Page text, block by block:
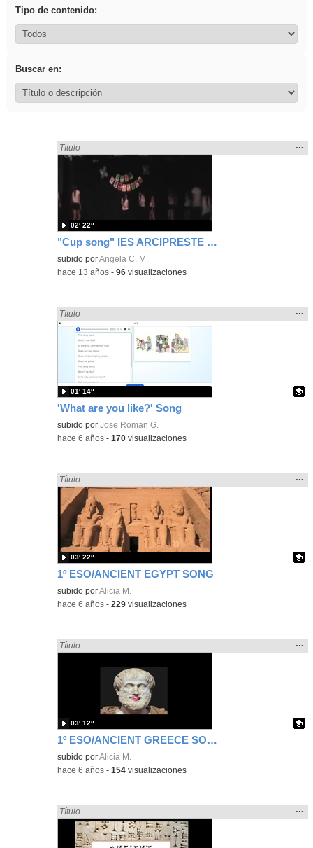
Tipo de contenido:
Buscar en:
"Cup song" IES ARCIPRESTE DE HITA
Encontrado «song» en:
Título
la
…
subido porAngela C. M.
02′ 22″
-hace 13 años -96 visualizaciones
'What are you like?' Song
Encontrado «song» en:
Título
la
…
Contenido educativo.
subido porJose Roman G.
01′ 14″
-hace 6 años -170 visualizaciones
1º ESO/ANCIENT EGYPT SONG
Encontrado «song» en:
Título
la
…
Contenido educativo.
subido porAlicia M.
03′ 22″
-hace 6 años -229 visualizaciones
1º ESO/ANCIENT GREECE SONG BY MISTER NICKY
Encontrado «song» en:
Título
la
…
Contenido educativo.
subido porAlicia M.
03′ 12″
-hace 6 años -154 visualizaciones
Encontrado «song» en:
Título
la
…